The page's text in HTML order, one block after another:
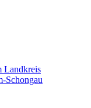
Landkreis
Schongau